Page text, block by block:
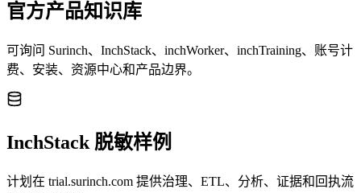
官方产品知识库
可询问 Surinch、InchStack、inchWorker、inchTraining、账号计
费、安装、资源中心和产品边界。
InchStack 脱敏样例
计划在 trial.surinch.com 提供治理、ETL、分析、证据和回执流